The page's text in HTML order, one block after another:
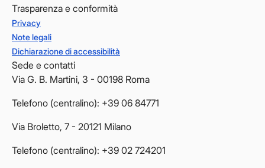
Trasparenza e conformità
Privacy
Note legali
Dichiarazione di accessibilità
Sede e contatti
Via G. B. Martini, 3 - 00198 Roma
Telefono (centralino): +39 06 84771
Via Broletto, 7 - 20121 Milano
Telefono (centralino): +39 02 724201